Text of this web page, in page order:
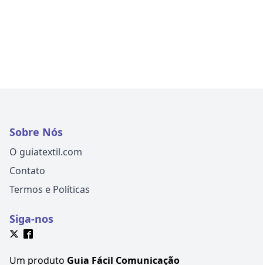
Sobre Nós
O guiatextil.com
Contato
Termos e Políticas
Siga-nos
Um produto Guia Fácil Comunicação